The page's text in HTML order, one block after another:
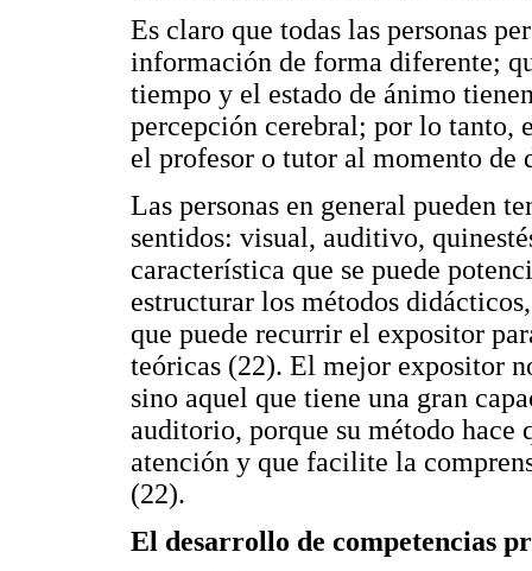
Es claro que todas las personas
información de forma diferente;
tiempo y el estado de ánimo
percepción cerebral; por lo tanto,
el profesor o tutor al momento de
Las personas en general pueden
sentidos: visual, auditivo,
característica que se puede
estructurar los métodos
que puede recurrir el expositor
teóricas (22). El mejor expositor
sino aquel que tiene una gran
auditorio, porque su método hace
atención y que facilite la
(22).
El desarrollo de competencias